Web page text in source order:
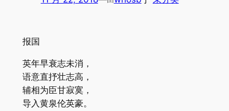
报国
英年早衰志未消，
语意直抒壮志高，
辅相为臣甘寂寞，
导入黄泉伦英豪。